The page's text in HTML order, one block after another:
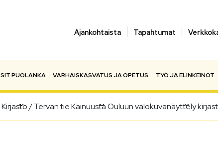
Ajankohtaista Tapahtumat
PUOLANKA VARHAISKASVATUS JA OPETUS TYÖ JA ELINKEINOT
Kirjasto/Tervan tie Kainuusta Ouluun valokuvanäyttely